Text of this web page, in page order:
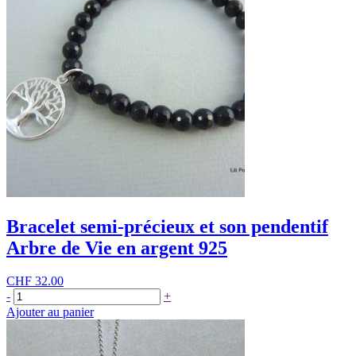
Bracelet semi-précieux et son pendentif
Arbre de Vie en argent 925
CHF 32.00
- quantité
de
Bracelet
+
Ajouter au panier